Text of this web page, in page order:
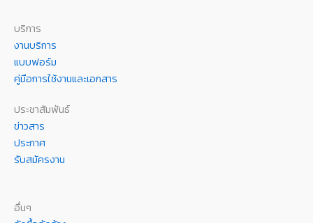
บริการ
งานบริการ
แบบฟอร์ม
คู่มือการใช้งานและเอกสาร
ประชาสัมพันธ์
ข่าวสาร
ประกาศ
รับสมัครงาน
อื่นๆ